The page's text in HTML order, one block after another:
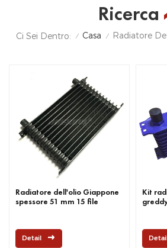
Ricerca
Ci Sei Dentro: / Casa / Radiatore
Radiatore dell'olio Giappone
spessore 51 mm 15 file
Detail
Kit